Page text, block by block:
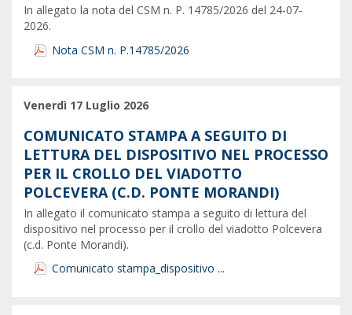
In allegato la nota del CSM n. P. 14785/2026 del 24-07-
2026.
Nota CSM n. P.14785/2026
Venerdì 17 Luglio 2026
COMUNICATO STAMPA A SEGUITO DI
LETTURA DEL DISPOSITIVO NEL PROCESSO
PER IL CROLLO DEL VIADOTTO
POLCEVERA (C.D. PONTE MORANDI)
In allegato il comunicato stampa a seguito di lettura del
dispositivo nel processo per il crollo del viadotto Polcevera
(c.d. Ponte Morandi).
Comunicato stampa_dispositivo ...